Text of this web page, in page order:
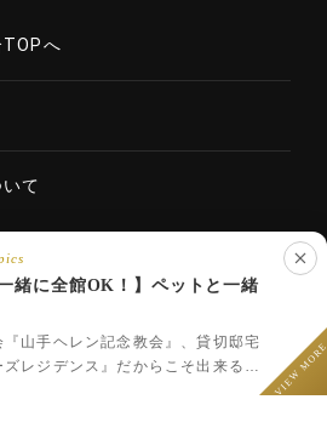
TOPへ
て
INTERNATIONAL Co., Ltd. All
プラン一覧 LINEで相談
一緒に全館OK！】ペットと一緒
『山手ヘレン記念教会』、貸切邸宅
ズレジデンス』だからこそ出来るペ
VIEW